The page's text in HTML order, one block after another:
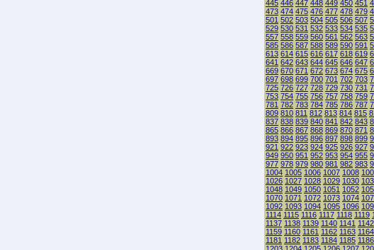
445 446 447 448 449 450 451
473 474 475 476 477 478 479
501 502 503 504 505 506 507
529 530 531 532 533 534 535
557 558 559 560 561 562 563
585 586 587 588 589 590 591
613 614 615 616 617 618 619
641 642 643 644 645 646 647
669 670 671 672 673 674 675
697 698 699 700 701 702 703
725 726 727 728 729 730 731
753 754 755 756 757 758 759
781 782 783 784 785 786 787
809 810 811 812 813 814 815
837 838 839 840 841 842 843
865 866 867 868 869 870 871
893 894 895 896 897 898 899
921 922 923 924 925 926 927
949 950 951 952 953 954 955
977 978 979 980 981 982 983
1004 1005 1006 1007 1008
1026 1027 1028 1029 1030
1048 1049 1050 1051 1052
1070 1071 1072 1073 1074
1092 1093 1094 1095 1096
1114 1115 1116 1117 1118 1119
1137 1138 1139 1140 1141 1142
1159 1160 1161 1162 1163 1164
1181 1182 1183 1184 1185 1186